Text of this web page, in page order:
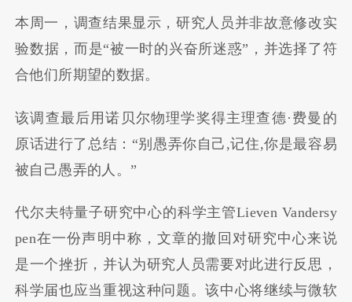
本周一，调查结果显示，研究人员并非故意修改实
验数据，而是“被一时的兴奋所迷惑”，并选择了符
合他们所期望的数据。
该调查最后用诺贝尔物理学奖得主理查德·费曼的
原话进行了总结：“别愚弄你自己,记住,你是最容易
被自己愚弄的人。”
代尔夫特量子研究中心的科学主管Lieven Vandersy
pen在一份声明中称，文章的撤回对研究中心来说
是一个挫折，并认为研究人员需要对此进行反思，
科学届也应当重视这种问题。该中心将继续与微软